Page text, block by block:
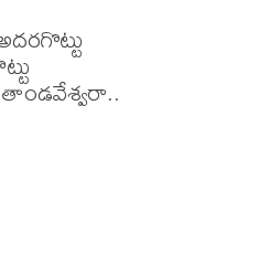
తాండవేశ్వరా..